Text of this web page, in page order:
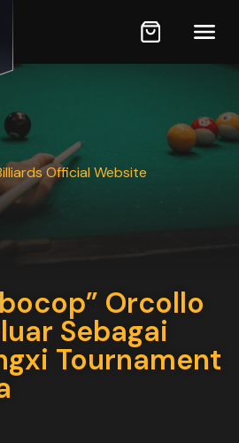
Official Website
Orcollo
Sebagai
Tournament